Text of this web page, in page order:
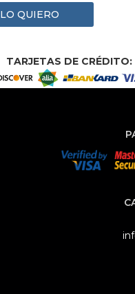
LO QUIERO
TARJETAS DE CRÉDITO: